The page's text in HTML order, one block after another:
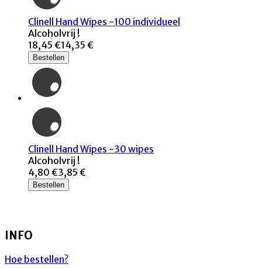
Clinell Hand Wipes -100 individueel
Alcoholvrij !
18,45 €14,35 €
Bestellen
Clinell Hand Wipes -30 wipes
Alcoholvrij !
4,80 €3,85 €
Bestellen
INFO
Hoe bestellen?